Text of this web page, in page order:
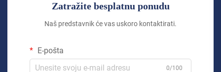
Zatražite besplatnu ponudu
Naš predstavnik će vas uskoro kontaktirati.
E-pošta
0/100